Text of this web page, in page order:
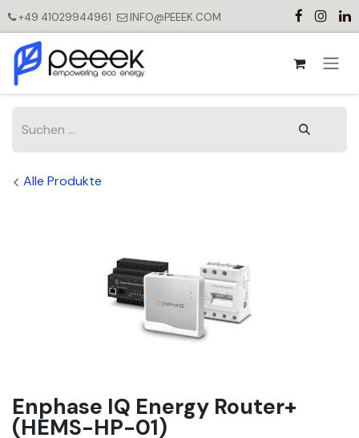
+49 41029944961 INFO@PEEEK.COM
Alle Produkte
Enphase IQ Energy Router+
(HEMS-HP-01)